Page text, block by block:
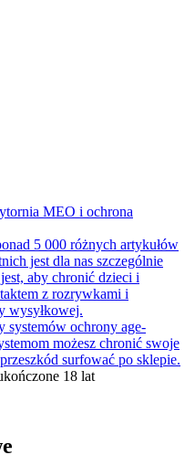
MEO i ochrona
5 000 różnych artykułów
jest dla nas szczególnie
aby chronić dzieci i
z rozrywkami i
wysyłkowej.
systemów ochrony age-
możesz chronić swoje
surfować po sklepie.
18 lat